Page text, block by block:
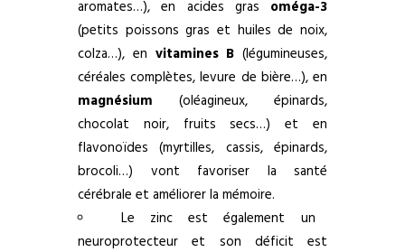
aromates…), en acides gras oméga-3
(petits poissons gras et huiles de noix,
colza…), en vitamines B (légumineuses,
céréales complètes, levure de bière…), en
magnésium (oléagineux, épinards,
chocolat noir, fruits secs…) et en
flavonoïdes (myrtilles, cassis, épinards,
brocoli…) vont favoriser la santé
cérébrale et améliorer la mémoire.
Le zinc est également un
neuroprotecteur et son déficit est